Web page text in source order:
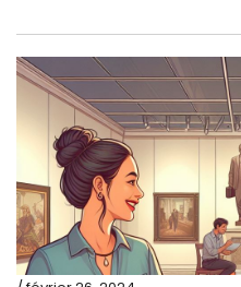
septembre 2021
août 2021
juillet 2021
juin 2021
mai 2021
avril 2021
mars 2021